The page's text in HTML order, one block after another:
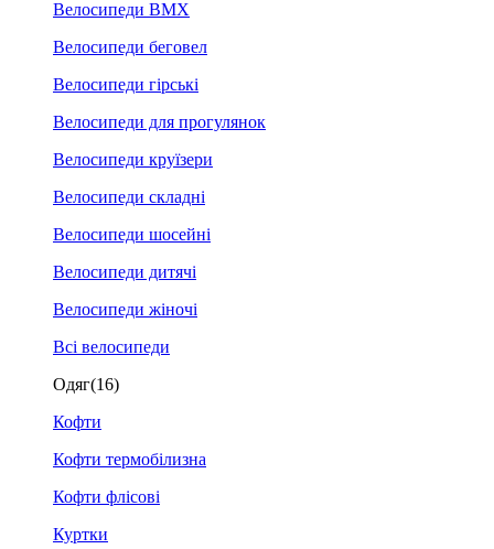
Велосипеди BMX
Велосипеди беговел
Велосипеди гірські
Велосипеди для прогулянок
Велосипеди круїзери
Велосипеди складні
Велосипеди шосейні
Велосипеди дитячі
Велосипеди жіночі
Всі велосипеди
Одяг(16)
Кофти
Кофти термобілизна
Кофти флісові
Куртки